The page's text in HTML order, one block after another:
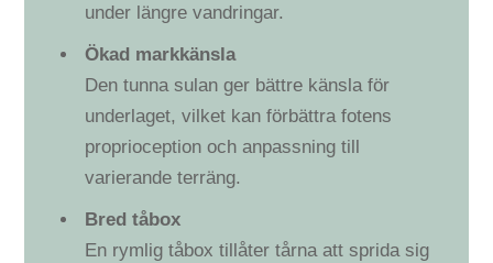
under längre vandringar.
Ökad markkänsla
Den tunna sulan ger bättre känsla för
underlaget, vilket kan förbättra fotens
proprioception och anpassning till
varierande terräng.
Bred tåbox
En rymlig tåbox tillåter tårna att sprida sig